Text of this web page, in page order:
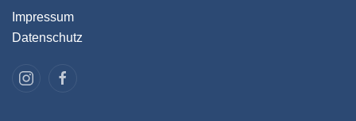
Impressum
Datenschutz